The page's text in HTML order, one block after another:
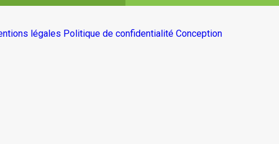
légales Politique de confidentialité Conception